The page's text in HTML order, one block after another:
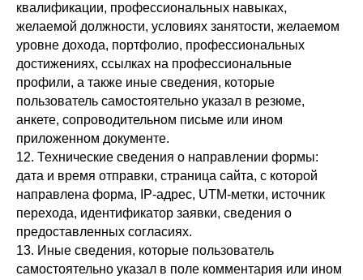
квалификации, профессиональных навыках,
желаемой должности, условиях занятости, желаемом
уровне дохода, портфолио, профессиональных
достижениях, ссылках на профессиональные
профили, а также иные сведения, которые
пользователь самостоятельно указал в резюме,
анкете, сопроводительном письме или ином
приложенном документе.
12. Технические сведения о направлении формы:
дата и время отправки, страница сайта, с которой
направлена форма, IP-адрес, UTM-метки, источник
перехода, идентификатор заявки, сведения о
предоставленных согласиях.
13. Иные сведения, которые пользователь
самостоятельно указал в поле комментария или ином